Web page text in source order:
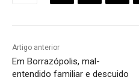
Artigo anterior
Em Borrazópolis, mal-
entendido familiar e descuido